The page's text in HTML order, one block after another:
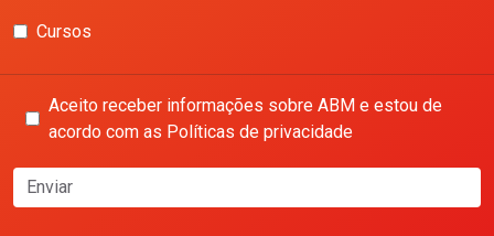
Cursos
Aceito receber informações sobre ABM e estou de
acordo com as Políticas de privacidade
Enviar